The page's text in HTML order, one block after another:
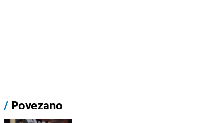
/ Povezano